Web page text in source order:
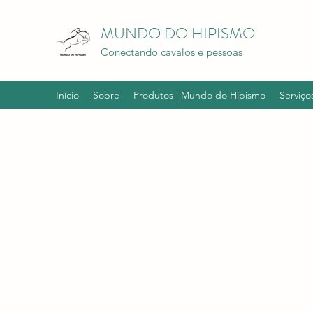
MUNDO DO HIPISMO
Conectando cavalos e pessoas
Início Sobre Produtos | Mundo do Hipismo